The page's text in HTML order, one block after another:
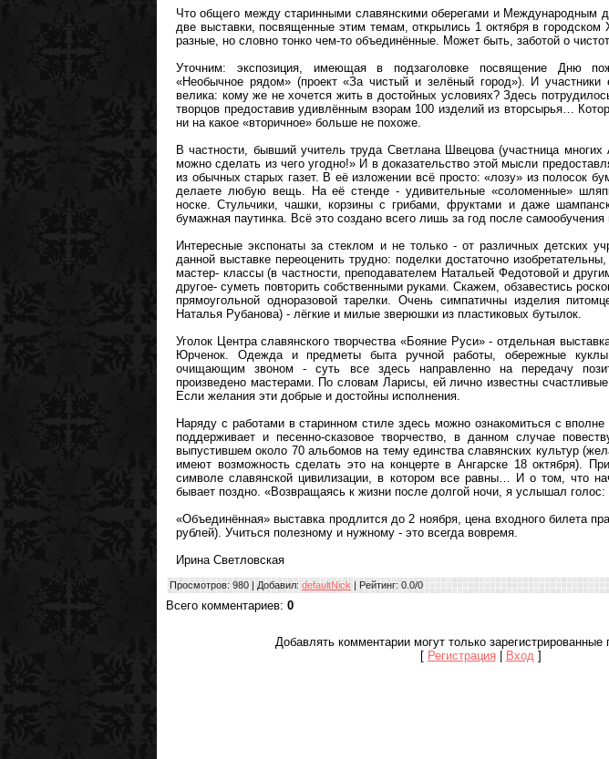
Что общего между старинными славянскими оберегами и Международным
две выставки, посвященные этим темам, открылись 1 октября в
разные, но словно тонко чем-то объединённые. Может быть, заботой о
Уточним: экспозиция, имеющая в подзаголовке посвящение Дню
«Необычное рядом» (проект «За чистый и зелёный город»). И
велика: кому же не хочется жить в достойных условиях? Здесь
творцов предоставив удивлённым взорам 100 изделий из вторсырья…
ни на какое «вторичное» больше не похоже.
В частности, бывший учитель труда Светлана Швецова (участница многих
можно сделать из чего угодно!» И в доказательство этой мысли
из обычных старых газет. В её изложении всё просто: «лозу» из полосок
делаете любую вещь. На её стенде - удивительные «соломенные»
носке. Стульчики, чашки, корзины с грибами, фруктами и даже
бумажная паутинка. Всё это создано всего лишь за год после самообучения
Интересные экспонаты за стеклом и не только - от различных детских
данной выставке переоценить трудно: поделки достаточно
мастер- классы (в частности, преподавателем Натальей Федотовой и
другое- суметь повторить собственными руками. Скажем, обзавестись
прямоугольной одноразовой тарелки. Очень симпатичны изделия
Наталья Рубанова) - лёгкие и милые зверюшки из пластиковых бутылок.
Уголок Центра славянского творчества «Бояние Руси» - отдельная
Юрченок. Одежда и предметы быта ручной работы, обережные куклы,
очищающим звоном - суть все здесь направленно на передачу
произведено мастерами. По словам Ларисы, ей лично известны
Если желания эти добрые и достойны исполнения.
Наряду с работами в старинном стиле здесь можно ознакомиться с
поддерживает и песенно-сказовое творчество, в данном случае
выпустившем около 70 альбомов на тему единства славянских культур
имеют возможность сделать это на концерте в Ангарске 18 октября).
символе славянской цивилизации, в котором все равны… И о том, что
бывает поздно. «Возвращаясь к жизни после долгой ночи, я услышал голос:
«Объединённая» выставка продлится до 2 ноября, цена входного билета
рублей). Учиться полезному и нужному - это всегда вовремя.
Ирина Светловская
Просмотров: 980 | Добавил: defaultNick | Рейтинг: 0.0/0
Всего комментариев: 0
Добавлять комментарии могут только зарегистрированные
[ Регистрация Вход ]